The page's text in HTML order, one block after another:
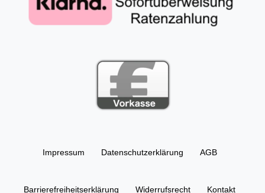
Impressum Daten­schutz­erklärung AGB
Barrierefreiheitserklärung Widerrufs­recht Kontakt